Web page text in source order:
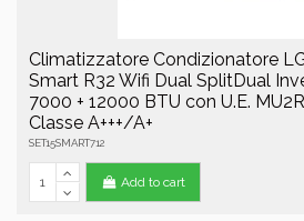
Climatizzatore Condizionatore
Smart R32 Wifi Dual SplitDual
7000 + 12000 BTU con U.E.
Classe A+++/A+
SET15SMART712
Add to cart